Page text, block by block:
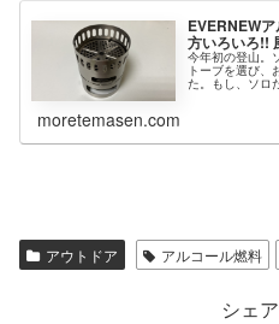
EVERNEW
方いろいろ!!
今年初の登山。
トーブを選び、
た。もし、ソロ
するアルコール
moretemasen.com
アウトドア アルコール燃料
シェ